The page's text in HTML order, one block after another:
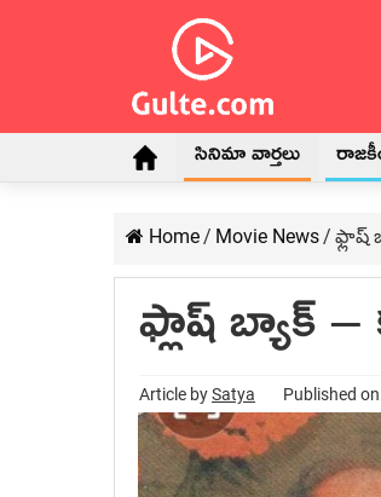
సినిమా వార్తలు
Home/ Movie News/ ఫ్లాష్
ఫ్లాష్ బ్యాక్
Article bySatya Published